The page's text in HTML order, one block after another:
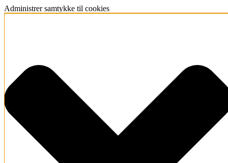
Administrer samtykke til cookies